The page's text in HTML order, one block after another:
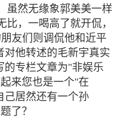
虽然无缘象郭美美一样
，一喝高了就开侃，
友们则调侃他和近平
对他转述的毛新宇真实
的专栏文章为"非娱乐
来您也是一个"在
己居然还有一个孙
了？